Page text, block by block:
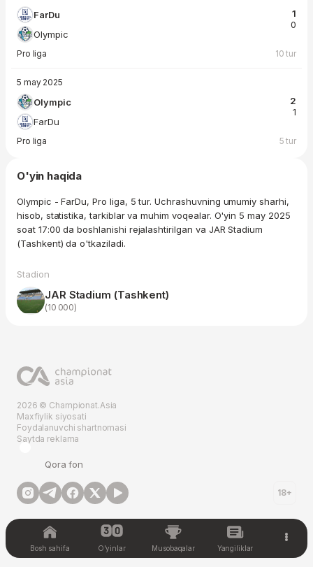
FarDu
Olympic
1
0
Pro liga 10 tur
5 may 2025
Olympic
FarDu
2
1
Pro liga 5 tur
O'yin haqida
Olympic - FarDu, Pro liga, 5 tur. Uchrashuvning umumiy sharhi,
hisob, statistika, tarkiblar va muhim voqealar. O'yin 5 may 2025
soat 17:00 da boshlanishi rejalashtirilgan va JAR Stadium
(Tashkent) da o'tkaziladi.
Stadion
JAR Stadium (Tashkent)
(10 000)
2026 © Championat.Asia
Maxfiylik siyosati
Foydalanuvchi shartnomasi
Saytda reklama
Qora fon
18+
Bosh sahifa O'yinlar Musobaqalar Yangiliklar